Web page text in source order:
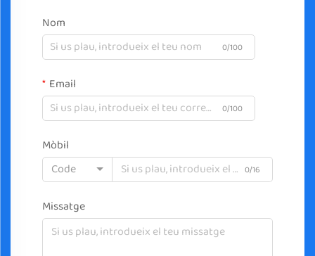
Nom
0/100
Email
0/100
Mòbil
Code
0/16
Missatge